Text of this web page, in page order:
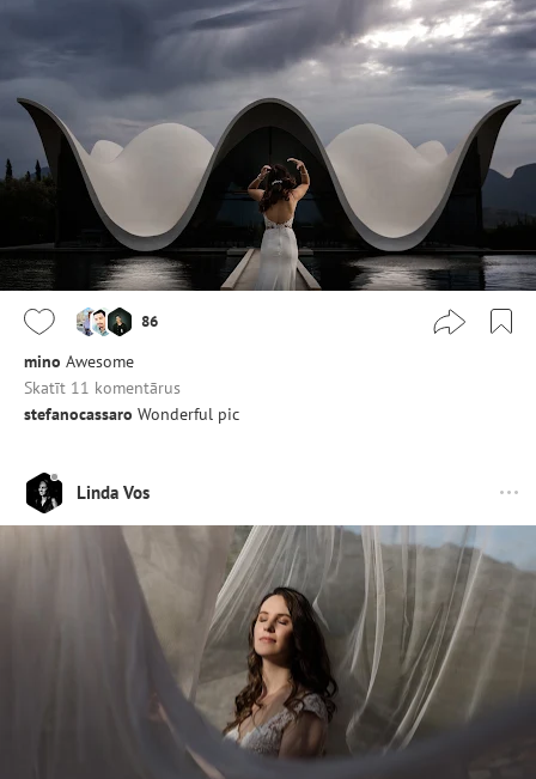
86
mino Awesome
Skatīt 11 komentārus
stefanocassaro Wonderful pic
Linda Vos